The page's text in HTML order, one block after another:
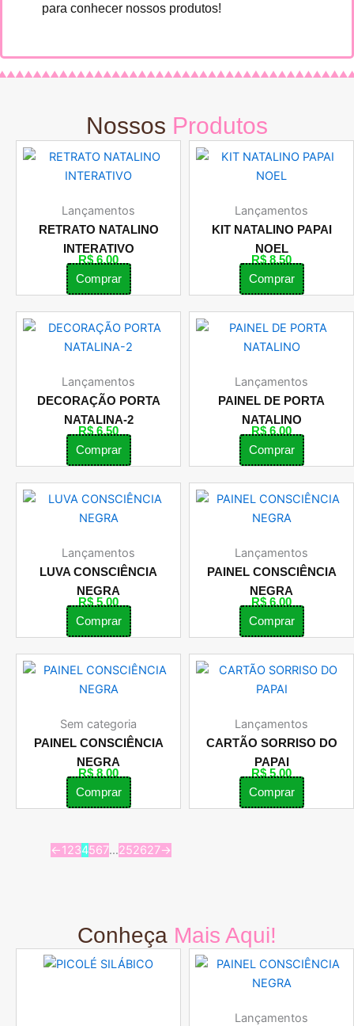
para conhecer nossos produtos!
Nossos Produtos
Lançamentos
RETRATO NATALINO
INTERATIVO
R$ 6,00
Comprar
Lançamentos
KIT NATALINO PAPAI
NOEL
R$ 8,50
Comprar
Lançamentos
DECORAÇÃO PORTA
NATALINA-2
R$ 6,50
Comprar
Lançamentos
PAINEL DE PORTA
NATALINO
R$ 6,00
Comprar
Lançamentos
LUVA CONSCIÊNCIA
NEGRA
R$ 5,00
Comprar
Lançamentos
PAINEL CONSCIÊNCIA
NEGRA
R$ 6,00
Comprar
Sem categoria
PAINEL CONSCIÊNCIA
NEGRA
R$ 8,00
Comprar
Lançamentos
CARTÃO SORRISO DO
PAPAI
R$ 5,00
Comprar
←1234567…252627→
Conheça Mais Aqui!
Lançamentos